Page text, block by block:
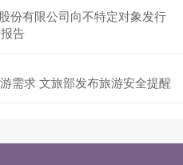
份有限公司向不特定对象发行
告
需求 文旅部发布旅游安全提醒